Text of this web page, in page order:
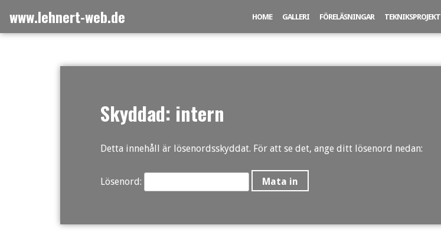
content
www.lehnert-web.de HOME GALLERI FÖRELÄSNINGAR TEKNIKSPROJEKT
Skyddad: intern
Detta innehåll är lösenordsskyddat. För att se det, ange ditt lösenord nedan:
Lösenord: